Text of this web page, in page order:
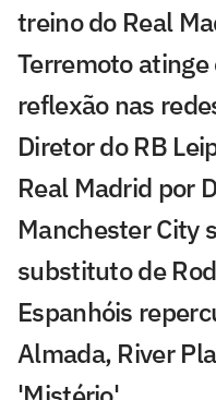
treino do Real
Terremoto atinge
reflexão nas
Diretor do RB
Real Madrid por
Manchester City
substituto de
Espanhóis
Almada, River